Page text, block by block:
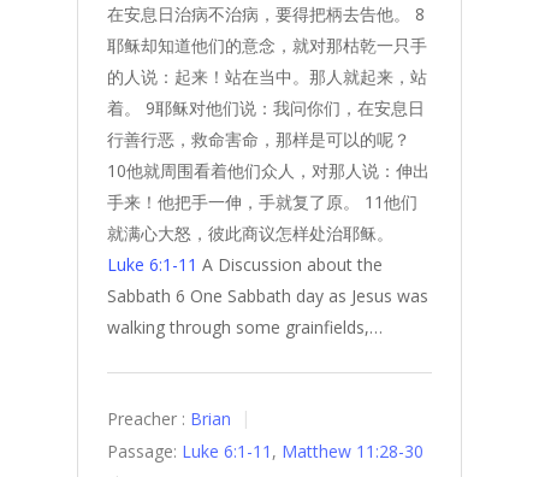
在安息日治病不治病，要得把柄去告他。 8
耶稣却知道他们的意念，就对那枯乾一只手
的人说：起来！站在当中。那人就起来，站
着。 9耶稣对他们说：我问你们，在安息日
行善行恶，救命害命，那样是可以的呢？
10他就周围看着他们众人，对那人说：伸出
手来！他把手一伸，手就复了原。 11他们
就满心大怒，彼此商议怎样处治耶稣。
Luke 6:1-11 A Discussion about the
Sabbath 6 One Sabbath day as Jesus was
walking through some grainfields,…
Preacher : Brian
Passage: Luke 6:1-11 , Matthew 11:28-30